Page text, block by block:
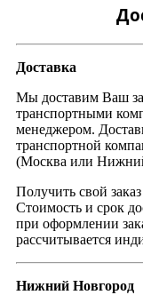
Доставка
Мы доставим Ваш
транспортными
менеджером.
транспортной
(Москва или
Получить свой
Стоимость и срок
при оформлении
рассчитывается
Нижний Новгород